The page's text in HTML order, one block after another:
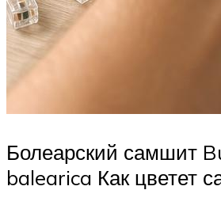
Болеарский самшит
balearica Как цветет